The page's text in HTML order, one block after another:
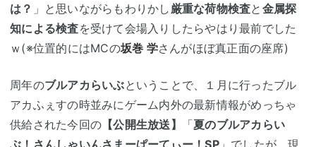
は？ 」と思いながらもわりかし 厳重な荷物検査と 金属探
知による検査を受けて会場入りしたらやはり最前でした
ｗ(※位置的にはMCの坂巻 学さんがほぼ真正面の座席)
周年のブルアカらいぶということで、１月に行ったブル
アカふぇすの時並みにゲーム内外の最新情報がめっちゃ
供給された今回の 【公開生放送】 「夏のブルアカらい
ぶ！さんしゃいんさまーぱーてぃー！SP」でしたが、現